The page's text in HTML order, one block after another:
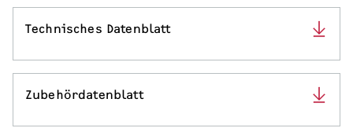
Technisches Datenblatt
Zubehördatenblatt